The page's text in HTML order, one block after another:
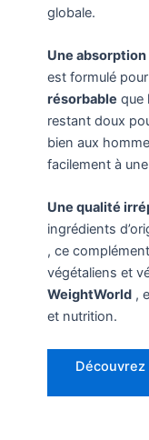
globale.
Une
est formulé pour
résorbable que
restant doux
bien aux
facilement à
Une qualité
ingrédients
, ce
végétaliens et
WeightWorld,
et nutrition.
Découvrez